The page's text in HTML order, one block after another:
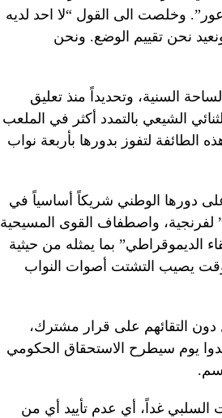
وخلصت الى القول “لا احد لديه
ونعيد نحن تقييم الوضع. ونحن
السنية، وتحديداً منذ تعليق
الشيعي بالتمدد أكثر في الملعب
لتفوز بدورها بأربعة نواب
دورها الوطني شريكاً أساسياً في
لفرنجية، واصطفاف القوى المسيحية
الديموقراطي” بما يمثله من حيثية
وقت يصيب التشتت أصوات النواب
دون التقائهم على قرار مشترك،
يوم سيطرح الاستحقاق الحكومي
السلبي غداً، أي عدم تأييد أي من